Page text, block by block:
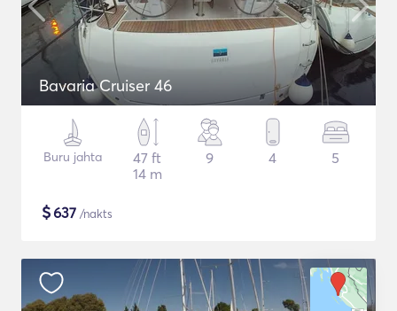
Bavaria Cruiser 46
Buru jahta
47 ft
14 m
9 4 5
$637 /nakts